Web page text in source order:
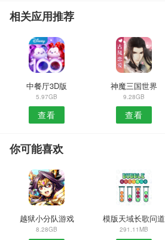
相关应用推荐
中餐厅3D版
5.97GB
查看
神魔三国世界
9.28GB
查看
你可能喜欢
越狱小分队游戏
8.28GB
模版天域长歌问道
291.11MB